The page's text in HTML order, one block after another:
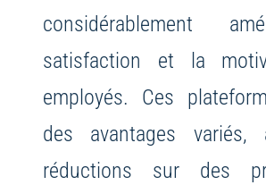
considérablement
satisfaction et la
employés. Ces
des avantages variés,
réductions sur des